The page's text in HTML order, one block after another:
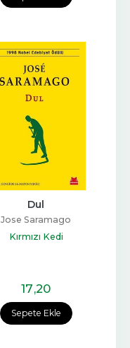
Sepete Ekle
Dul
Jose Saramago
Kırmızı Kedi
17,20